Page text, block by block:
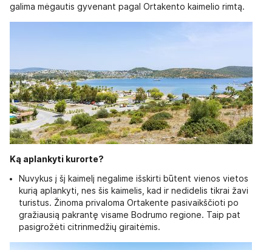
galima mėgautis gyvenant pagal Ortakento kaimelio rimtą.
Ką aplankyti kurorte?
Nuvykus į šį kaimelį negalime išskirti būtent vienos vietos
kurią aplankyti, nes šis kaimelis, kad ir nedidelis tikrai žavi
turistus. Žinoma privaloma Ortakente pasivaikščioti po
gražiausią pakrantę visame Bodrumo regione. Taip pat
pasigrožėti citrinmedžių giraitėmis.